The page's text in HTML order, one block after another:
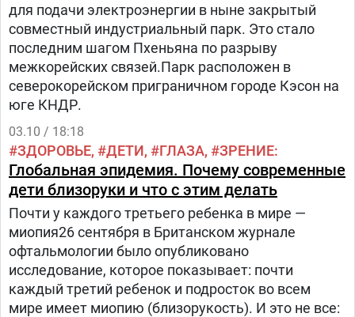
для подачи электроэнергии в ныне закрытый
совместный индустриальный парк. Это стало
последним шагом Пхеньяна по разрыву
межкорейских связей.Парк расположен в
северокорейском приграничном городе Кэсон на
юге КНДР.
03.10 / 18:18
ЗДОРОВЬЕ ДЕТИ ГЛАЗА ЗРЕНИЕ
Глобальная эпидемия. Почему современные
дети близоруки и что с этим делать
Почти у каждого третьего ребенка в мире —
миопия26 сентября в Британском журнале
офтальмологии было опубликовано
исследование, которое показывает: почти
каждый третий ребенок и подросток во всем
мире имеет миопию (близорукость). И это не все: